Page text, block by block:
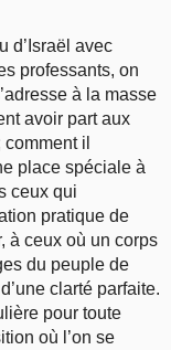
d’Israël avec
professants, on
à la masse
avoir part aux
il
place spéciale à
ceux qui
pratique de
à ceux où un corps
du peuple de
clarté parfaite.
pour toute
où l’on se